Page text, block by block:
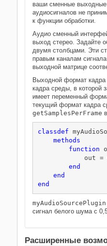
ваши сменные
аудиосигналов не
к функции обработки.
Аудио сменный
выход стерео. Задайте
двумя столбцами. Эти
правым каналам
выходной матрице
Выходной формат
кадра среды, в которой
имеет переменный
текущий формат кадра
getSamplesPerFrame в
classdef
methods
function
out =
end
end
end
myAudioSourcePlugin
сигнал белого шума с
Расширенные